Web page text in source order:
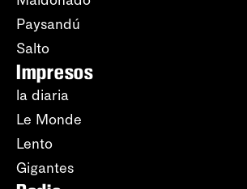
Paysandú
Salto
Impresos
la diaria
Le Monde
Lento
Gigantes